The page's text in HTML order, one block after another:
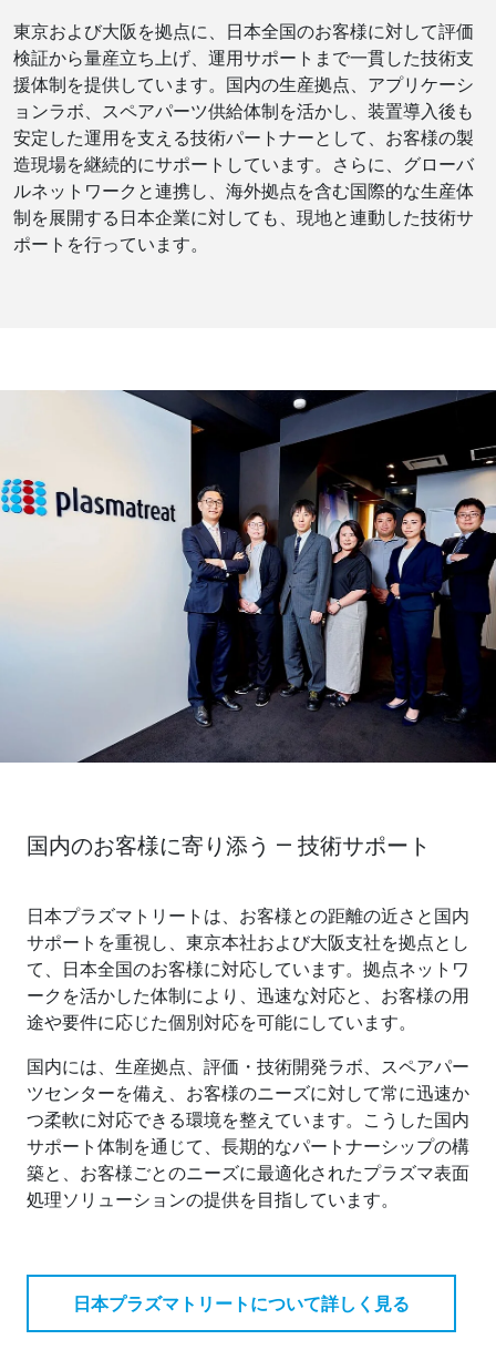
東京および大阪を拠点に、日本全国のお客様に対して評価
検証から量産立ち上げ、運用サポートまで一貫した技術支
援体制を提供しています。国内の生産拠点、アプリケーシ
ョンラボ、スペアパーツ供給体制を活かし、装置導入後も
安定した運用を支える技術パートナーとして、お客様の製
造現場を継続的にサポートしています。さらに、グローバ
ルネットワークと連携し、海外拠点を含む国際的な生産体
制を展開する日本企業に対しても、現地と連動した技術サ
ポートを行っています。
国内のお客様に寄り添う ― 技術サポート
日本プラズマトリートは、お客様との距離の近さと国内
サポートを重視し、東京本社および大阪支社を拠点とし
て、日本全国のお客様に対応しています。拠点ネットワ
ークを活かした体制により、迅速な対応と、お客様の用
途や要件に応じた個別対応を可能にしています。
国内には、生産拠点、評価・技術開発ラボ、スペアパー
ツセンターを備え、お客様のニーズに対して常に迅速か
つ柔軟に対応できる環境を整えています。こうした国内
サポート体制を通じて、長期的なパートナーシップの構
築と、お客様ごとのニーズに最適化されたプラズマ表面
処理ソリューションの提供を目指しています。
日本プラズマトリートについて詳しく見る